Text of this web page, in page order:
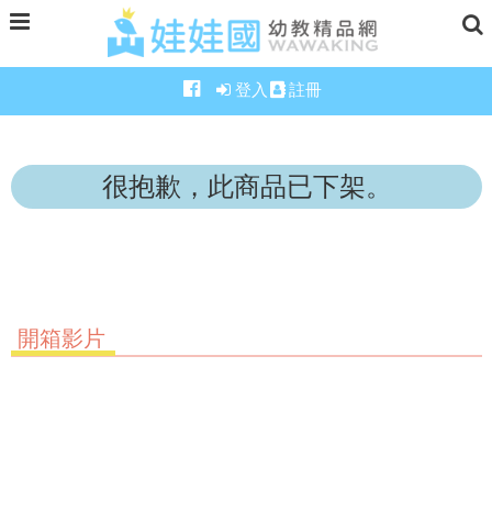
登入 註冊
很抱歉，此商品已下架。
開箱影片